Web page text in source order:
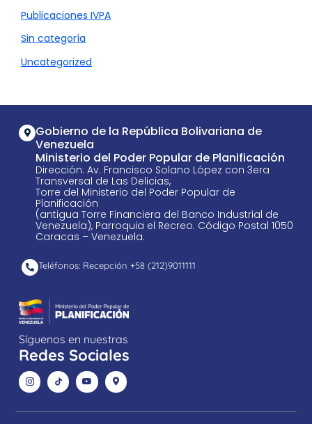
Publicaciones IVPA
Sin categoría
Uncategorized
Gobierno de la República Bolivariana de
Venezuela
Ministerio del Poder Popular de Planificación
Dirección: Av. Francisco Solano López con 3era
Transversal de Las Delicias,
Torre del Ministerio del Poder Popular de
Planificación
(antigua Torre Financiera del Banco Industrial de
Venezuela), Parroquia el Recreo. Código Postal 1050
Caracas – Venezuela.
Teléfonos: Recepción +58 ​(212)9011111
Síguenos en nuestras
Redes Sociales